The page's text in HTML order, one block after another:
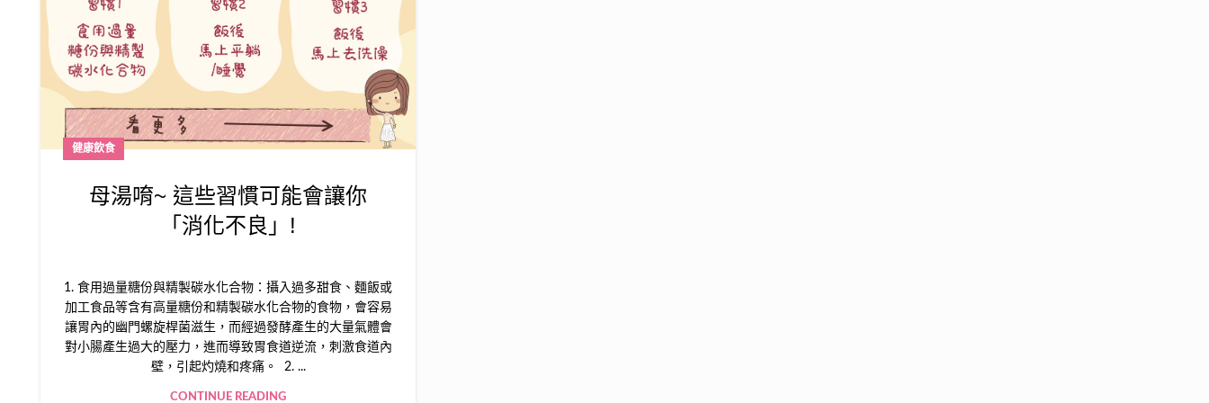
健康飲食
母湯唷~ 這些習慣可能會讓你
「消化不良」!
1. 食用過量糖份與精製碳水化合物：攝入過多甜食、麵飯或
加工食品等含有高量糖份和精製碳水化合物的食物，會容易
讓胃內的幽門螺旋桿菌滋生，而經過發酵產生的大量氣體會
對小腸產生過大的壓力，進而導致胃食道逆流，刺激食道內
壁，引起灼燒和疼痛。 2. ...
CONTINUE READING